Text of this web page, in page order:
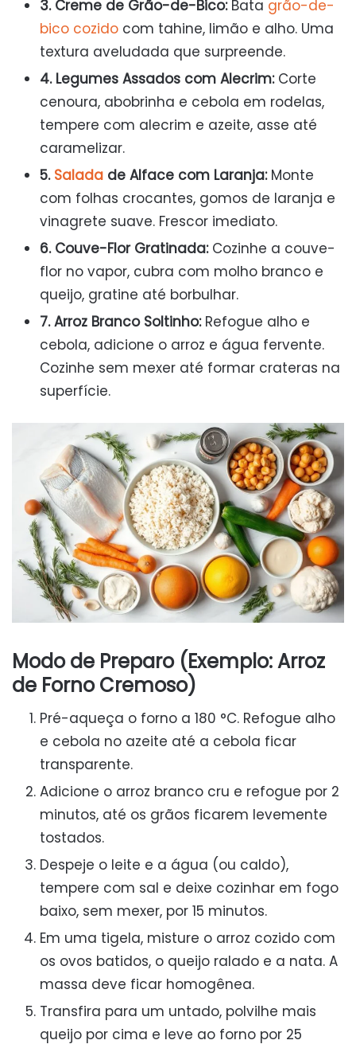
3. Creme de Grão-de-Bico:Bata grão-de-
bico cozido com tahine, limão e alho. Uma
textura aveludada que surpreende.
4. Legumes Assados com Alecrim:Corte
cenoura, abobrinha e cebola em rodelas,
tempere com alecrim e azeite, asse até
caramelizar.
5. Salada de Alface com Laranja:Monte
com folhas crocantes, gomos de laranja e
vinagrete suave. Frescor imediato.
6. Couve-Flor Gratinada:Cozinhe a couve-
flor no vapor, cubra com molho branco e
queijo, gratine até borbulhar.
7. Arroz Branco Soltinho:Refogue alho e
cebola, adicione o arroz e água fervente.
Cozinhe sem mexer até formar crateras na
superfície.
Modo de Preparo (Exemplo: Arroz
de Forno Cremoso)
Pré-aqueça o forno a 180 °C. Refogue alho
e cebola no azeite até a cebola ficar
transparente.
Adicione o arroz branco cru e refogue por 2
minutos, até os grãos ficarem levemente
tostados.
Despeje o leite e a água (ou caldo),
tempere com sal e deixe cozinhar em fogo
baixo, sem mexer, por 15 minutos.
Em uma tigela, misture o arroz cozido com
os ovos batidos, o queijo ralado e a nata. A
massa deve ficar homogênea.
Transfira para um untado, polvilhe mais
queijo por cima e leve ao forno por 25